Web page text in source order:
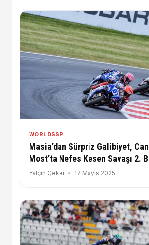
WORLDSSP
Masia’dan Sürpriz Galibiyet,
Most’ta Nefes Kesen Savaşı 2.
Yalçın Çeker 17 Mayıs 2025